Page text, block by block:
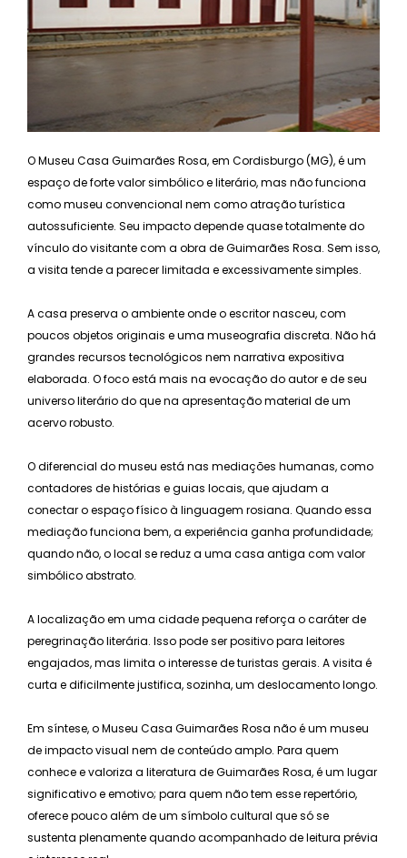
O Museu Casa Guimarães Rosa, em Cordisburgo (MG), é um
espaço de forte valor simbólico e literário, mas não funciona
como museu convencional nem como atração turística
autossuficiente. Seu impacto depende quase totalmente do
vínculo do visitante com a obra de Guimarães Rosa. Sem isso,
a visita tende a parecer limitada e excessivamente simples.
A casa preserva o ambiente onde o escritor nasceu, com
poucos objetos originais e uma museografia discreta. Não há
grandes recursos tecnológicos nem narrativa expositiva
elaborada. O foco está mais na evocação do autor e de seu
universo literário do que na apresentação material de um
acervo robusto.
O diferencial do museu está nas mediações humanas, como
contadores de histórias e guias locais, que ajudam a
conectar o espaço físico à linguagem rosiana. Quando essa
mediação funciona bem, a experiência ganha profundidade;
quando não, o local se reduz a uma casa antiga com valor
simbólico abstrato.
A localização em uma cidade pequena reforça o caráter de
peregrinação literária. Isso pode ser positivo para leitores
engajados, mas limita o interesse de turistas gerais. A visita é
curta e dificilmente justifica, sozinha, um deslocamento longo.
Em síntese, o Museu Casa Guimarães Rosa não é um museu
de impacto visual nem de conteúdo amplo. Para quem
conhece e valoriza a literatura de Guimarães Rosa, é um lugar
significativo e emotivo; para quem não tem esse repertório,
oferece pouco além de um símbolo cultural que só se
sustenta plenamente quando acompanhado de leitura prévia